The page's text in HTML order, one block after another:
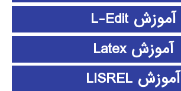
آموزش L-Edit
آموزش Latex
آموزش LISREL